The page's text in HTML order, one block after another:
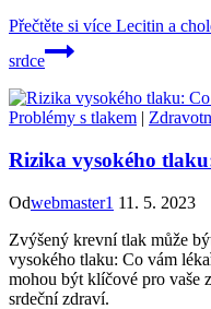
Přečtěte si více Lecitin a
srdce
Problémy s tlakem |
Rizika vysokého
Odwebmaster1 11. 5. 2023
Zvýšený krevní tlak může
vysokého tlaku: Co vám
mohou být klíčové pro vaše
srdeční zdraví.